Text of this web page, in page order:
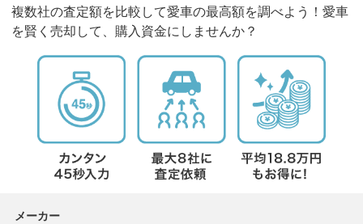
複数社の査定額を比較して愛車の最高額を調べよう！愛車
を賢く売却して、購入資金にしませんか？
メーカー